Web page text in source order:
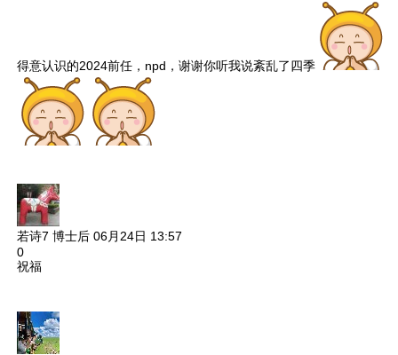
得意认识的2024前任，npd，谢谢你听我说紊乱了四季
若诗7 博士后 06月24日 13:57
0
祝福